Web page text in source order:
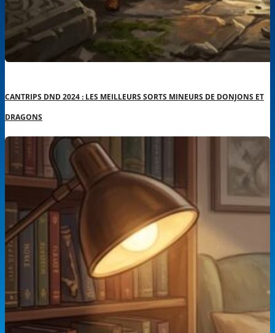
CANTRIPS DND 2024 : LES MEILLEURS SORTS MINEURS DE DONJONS ET
DRAGONS